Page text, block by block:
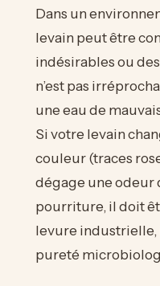
Dans un
levain peut être
indésirables ou
n’est pas
une eau de
Si votre levain
couleur (traces
dégage une odeur
pourriture, il doit
levure industrielle,
pureté